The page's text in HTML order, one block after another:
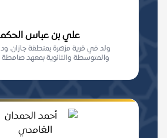
علي بن عباس
ولد في قرية مزهرة بمنطقة جازان،
والمتوسطة والثانوية بمعهد صامطة